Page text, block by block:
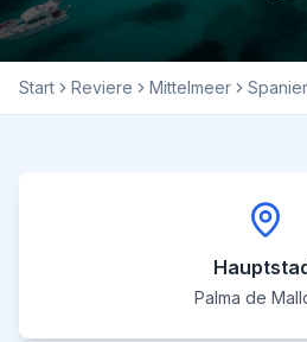
Start Reviere Mittelmeer
Palma de